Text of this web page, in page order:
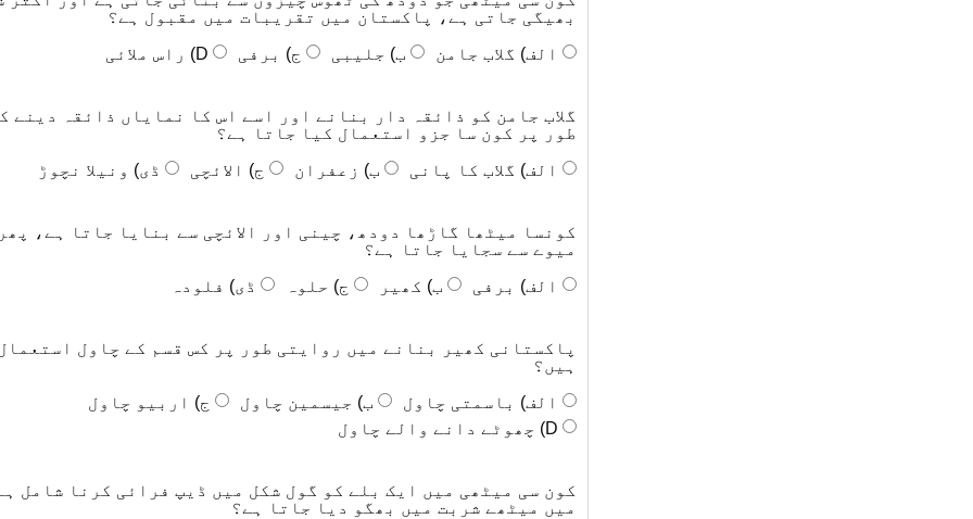
بھیگی جاتی ہے، پاکستان میں تقریبات میں مقبول ہے؟
الف) گلاب جامن
ب) جلیبی ج) برفی D) راس ملائی
گلاب جامن کو ذائقہ دار بنانے اور اسے اس کا نمایاں ذائقہ دینے
طور پر کون سا جزو استعمال کیا جاتا ہے؟
الف) گلاب کا پانی
ب) زعفران ج) الائچی ڈی) ونیلا نچوڑ
کونسا میٹھا گاڑھا دودھ، چینی اور الائچی سے بنایا جاتا ہے،
میوے سے سجایا جاتا ہے؟
الف) برفی
ب) کھیر ج) حلوہ ڈی) فلودہ
پاکستانی کھیر بنانے میں روایتی طور پر کس قسم کے چاول
ہیں؟
الف) باسمتی چاول
ب) جیسمین چاول
ج) اربیو چاول
D) چھوٹے دانے والے چاول
کون سی میٹھی میں ایک بلے کو گول شکل میں ڈیپ فرائی کرنا شامل
میں میٹھے شربت میں بھگو دیا جاتا ہے؟